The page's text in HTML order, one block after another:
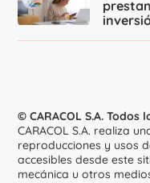
© CARACOL S.A.
CARACOL S.A. realiza
reproducciones y usos
accesibles desde este
mecánica u otros